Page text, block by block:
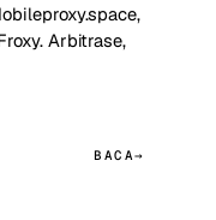
Arbitrase,
BACA